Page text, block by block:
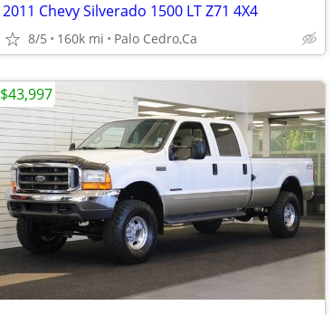
2011 Chevy Silverado 1500 LT Z71 4X4
8/5 160k mi Palo Cedro,Ca
$43,997